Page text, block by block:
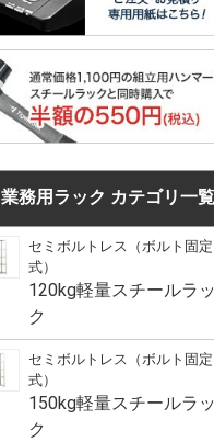
業務用ラック カテゴリ一覧
セミボルトレス（ボルト固定
式）
120kg軽量スチールラッ
ク
セミボルトレス（ボルト固定
式）
150kg軽量スチールラッ
ク